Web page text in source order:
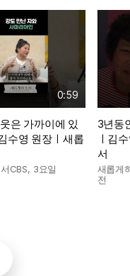
0:59
은 가까이에 있
수영 원장ㅣ새롭
CBS, 3요일
3년동
ㅣ김
서
새롭게
전